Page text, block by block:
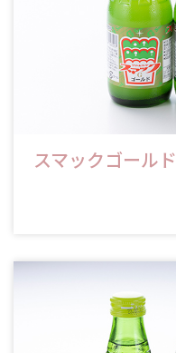
スマックゴールド